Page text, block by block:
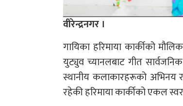
वीरेन्द्रनगर ।
गायिका हरिमाया कार्कीको
युट्युव च्यानलबाट गीत
स्थानीय कलाकारहरूको अभिनय
रहेकी हरिमाया कार्कीको एकल